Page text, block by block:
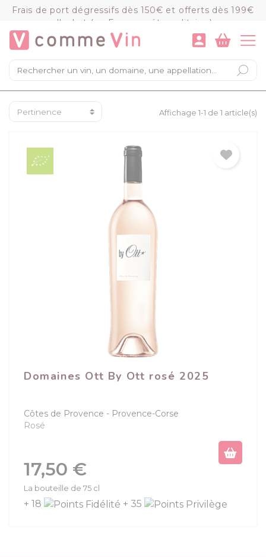
Frais de port dégressifs dès 150€ et offerts dès 199€
d'achat (en France métropolitaine)
×
Mon panier
Chargement du panier...
VOIR LE PANIER COMMANDER
Affichage 1-1 de 1 article(s)
Domaines Ott By Ott rosé 2025
Côtes de Provence
Provence-Corse
Rosé
Prix
17,50 €
La bouteille de 75 cl
+ 18 + 35
Panneau de gestion des cookies